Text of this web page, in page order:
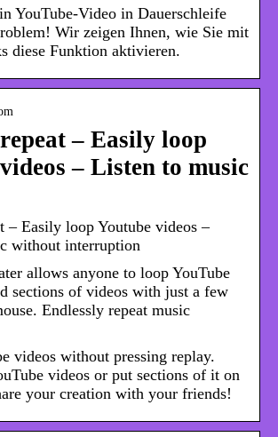
YouTube-Video in Dauerschleife
Wir zeigen Ihnen, wie Sie mit
diese Funktion aktivieren.
– Easily loop
– Listen to music
– Easily loop Youtube videos –
without interruption
allows anyone to loop YouTube
sections of videos with just a few
Endlessly repeat music
videos without pressing replay.
videos or put sections of it on
your creation with your friends!